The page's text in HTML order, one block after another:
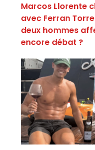
Marcos Llorente
avec Ferran
deux hommes
encore débat ?